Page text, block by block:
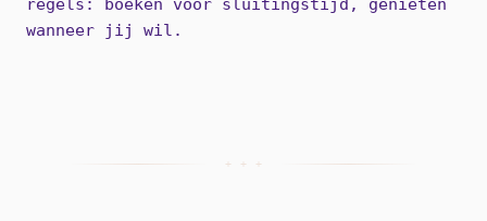
regels: boeken vóór sluitingstijd, genieten
wanneer jij wil.
+ + +